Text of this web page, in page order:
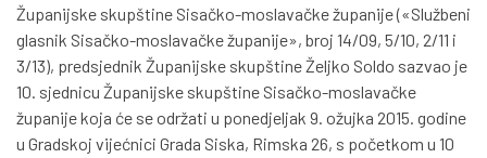
Županijske skupštine Sisačko-moslavačke županije («Službeni
glasnik Sisačko-moslavačke županije», broj 14/09, 5/10, 2/11 i
3/13), predsjednik Županijske skupštine Željko Soldo sazvao je
10. sjednicu Županijske skupštine Sisačko-moslavačke
županije koja će se održati u ponedjeljak 9. ožujka 2015. godine
u Gradskoj vijećnici Grada Siska, Rimska 26, s početkom u 10